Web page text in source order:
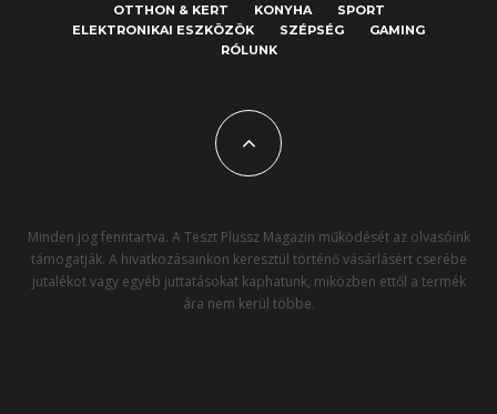
OTTHON & KERT
KONYHA
SPORT
ELEKTRONIKAI ESZKÖZÖK
SZÉPSÉG
GAMING
RÓLUNK
Minden jog fenntartva. A Teszt Plussz Magazin működését az olvasóink
támogatják. A hivatkozásainkon keresztül történő vásárlásért cserébe
jutalékot vagy egyéb juttatásokat kaphatunk, miközben ettől a termék
ára nem kerül többe.